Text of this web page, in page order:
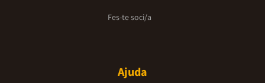
Fes-te soci/a
Ajuda